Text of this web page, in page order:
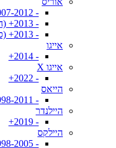
- 2007-2012
- 2013+ (הצ'בק)
- 2013+ (סטיישן)
אייגו
- 2014+
אייגו X
- 2022+
הייאס
- 1998-2011
היילנדר
- 2019+
היילקס
- 1998-2005